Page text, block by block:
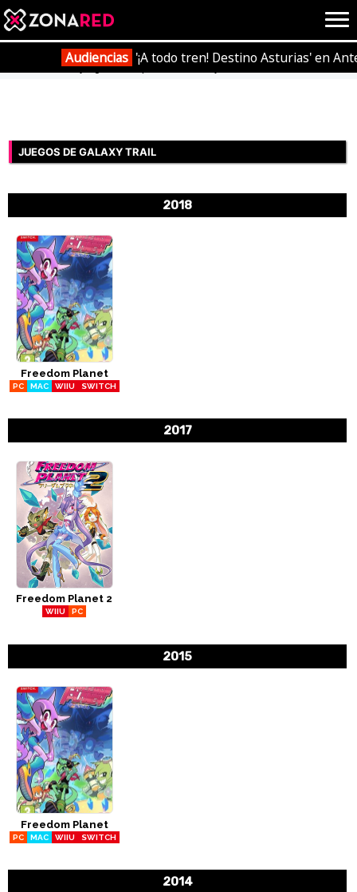
{literal}{/literal}
HOME JUEGOS
REPORTAJES
TRUCOS
E3
Audiencias '¡A todo tren! Destino Asturias' en
Videojuegos Empresas
JUEGOS DE GALAXY TRAIL
2018
Freedom Planet
PC MAC WIIU SWITCH
2017
Freedom Planet 2
WIIU PC
2015
Freedom Planet
PC MAC WIIU SWITCH
2014